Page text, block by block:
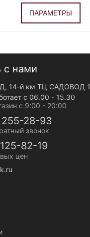
ПАРАМЕТРЫ
с нами
14-й км ТЦ САДОВОД
с 06.00 - 15.30
с 9:00 - 20:00
28-93
звонок
82-19
цен